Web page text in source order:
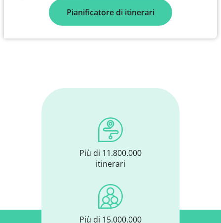
Pianificatore di itinerari
Più di 11.800.000
itinerari
Più di 15.000.000